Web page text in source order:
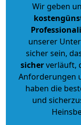
Wir geben
unserer
sicher sein,
sicherverläuft,
Anforderungen
haben die
und